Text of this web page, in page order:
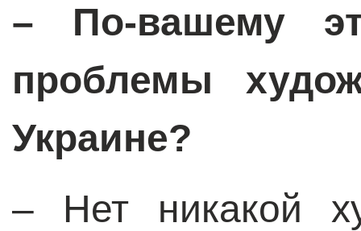
– По-вашему
проблемы
Украине?
– Нет никакой